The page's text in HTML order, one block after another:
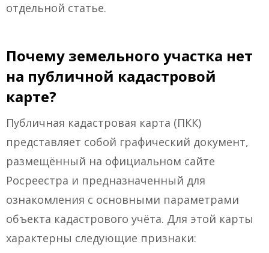
отдельной статье.
Почему земельного участка нет
на публичной кадастровой
карте?
Публичная кадастровая карта (ПКК)
представляет собой графический документ,
размещённый на официальном сайте
Росреестра и предназначенный для
ознакомления с основными параметрами
объекта кадастрового учёта. Для этой карты
характерны следующие признаки: